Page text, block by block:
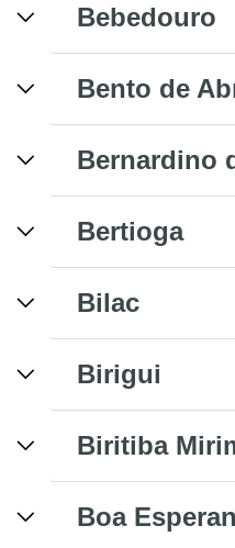
Bebedouro
Bento de
Bernardino
Bertioga
Bilac
Birigui
Biritiba
Boa